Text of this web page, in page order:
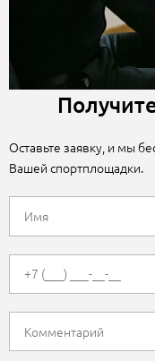
Оставьте заявку, и мы
Вашей спортплощадки.